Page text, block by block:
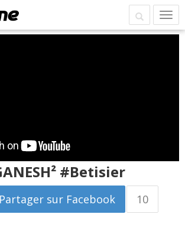
#Betisier
Partager sur Facebook 10